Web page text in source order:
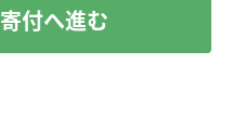
寄付へ進む